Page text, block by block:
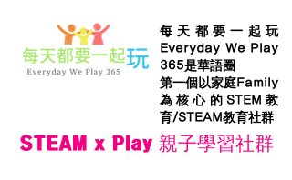
每天都要一起玩
Everyday We Play
365是華語圈
第一個以家庭Family
為核心的STEM教
育/STEAM教育社群
STEAM x Play 親子學習社群